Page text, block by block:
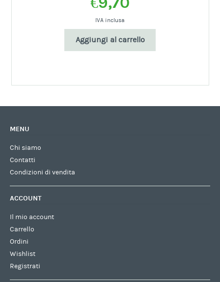
IVA inclusa
Aggiungi al carrello
MENU
Chi siamo
Contatti
Condizioni di vendita
ACCOUNT
Il mio account
Carrello
Ordini
Wishlist
Registrati